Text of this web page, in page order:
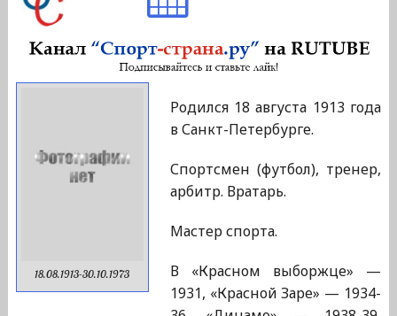
18.08.1913-30.10.1973
Родился 18 августа 1913 года
в Санкт-Петербурге.
Спортсмен (футбол), тренер,
арбитр. Вратарь.
Мастер спорта.
В «Красном выборжце» —
1931, «Красной Заре» — 1934-